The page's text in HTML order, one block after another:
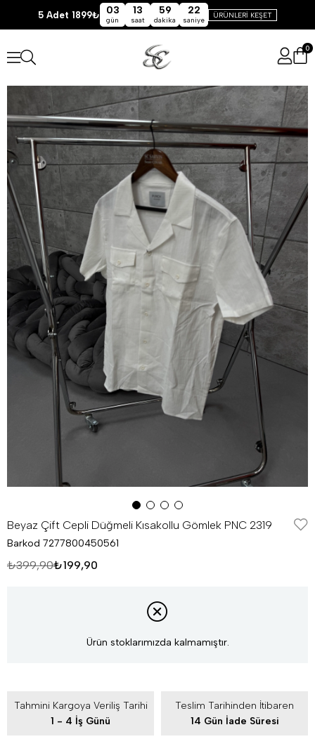
5 Adet 1899₺ 03
gün
13
saat
59
dakika
22
saniye
ÜRÜNLERİ KEŞET
0
Beyaz Çift Cepli Düğmeli Kısakollu Gömlek PNC 2319
Barkod 7277800450561
₺399,90₺199,90
Ürün stoklarımızda kalmamıştır.
Tahmini Kargoya Veriliş Tarihi
1 - 4 İş Günü
Teslim Tarihinden İtibaren
14 Gün İade Süresi